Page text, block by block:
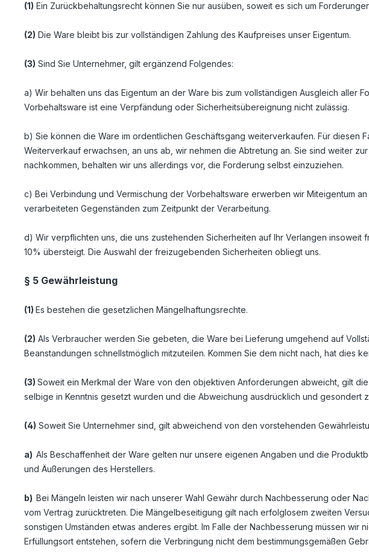
(1) Ein Zurückbehaltungsrecht können Sie nur ausüben, soweit es sich um
(2) Die Ware bleibt bis zur vollständigen Zahlung des Kaufpreises unser Eigentum.
(3) Sind Sie Unternehmer, gilt ergänzend Folgendes:
a) Wir behalten uns das Eigentum an der Ware bis zum vollständigen Ausgleich
Vorbehaltsware ist eine Verpfändung oder Sicherheitsübereignung nicht zulässig.
b) Sie können die Ware im ordentlichen Geschäftsgang weiterverkaufen. Für diesen
Weiterverkauf erwachsen, an uns ab, wir nehmen die Abtretung an. Sie sind weiter
nachkommen, behalten wir uns allerdings vor, die Forderung selbst einzuziehen.
c) Bei Verbindung und Vermischung der Vorbehaltsware erwerben wir Miteigentum
verarbeiteten Gegenständen zum Zeitpunkt der Verarbeitung.
d) Wir verpflichten uns, die uns zustehenden Sicherheiten auf Ihr Verlangen
10% übersteigt. Die Auswahl der freizugebenden Sicherheiten obliegt uns.
§ 5 Gewährleistung
(1) Es bestehen die gesetzlichen Mängelhaftungsrechte.
(2) Als Verbraucher werden Sie gebeten, die Ware bei Lieferung umgehend auf
Beanstandungen schnellstmöglich mitzuteilen. Kommen Sie dem nicht nach, hat dies
(3) Soweit ein Merkmal der Ware von den objektiven Anforderungen abweicht, gilt
selbige in Kenntnis gesetzt wurden und die Abweichung ausdrücklich und gesondert
(4) Soweit Sie Unternehmer sind, gilt abweichend von den vorstehenden
a) Als Beschaffenheit der Ware gelten nur unsere eigenen Angaben und die
und Äußerungen des Herstellers.
b) Bei Mängeln leisten wir nach unserer Wahl Gewähr durch Nachbesserung oder
vom Vertrag zurücktreten. Die Mängelbeseitigung gilt nach erfolglosem zweiten
sonstigen Umständen etwas anderes ergibt. Im Falle der Nachbesserung müssen
Erfüllungsort entstehen, sofern die Verbringung nicht dem bestimmungsgemäßen